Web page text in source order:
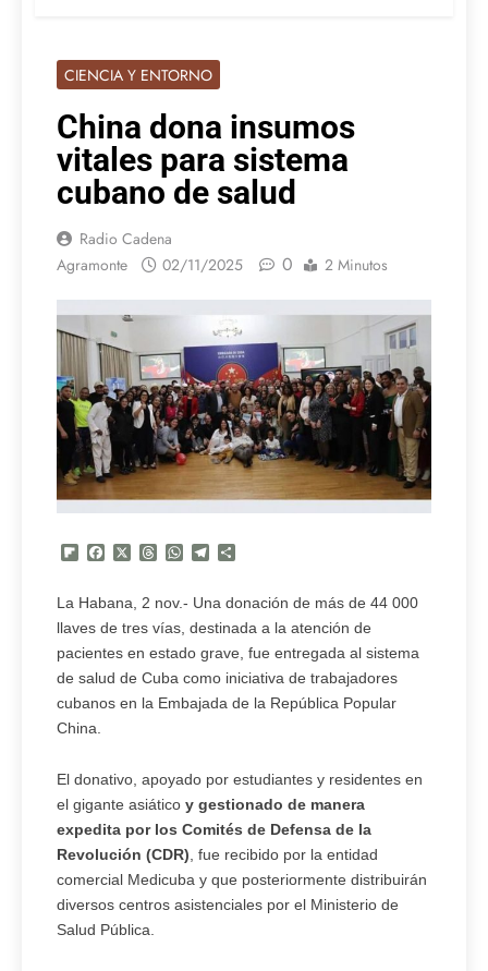
CIENCIA Y ENTORNO
China dona insumos
vitales para sistema
cubano de salud
Radio Cadena
Agramonte
02/11/2025 0 2 Minutos
Flipboard
Facebook
X Threads
WhatsApp
Telegram
La Habana, 2 nov.- Una donación de más de 44 000
llaves de tres vías, destinada a la atención de
pacientes en estado grave, fue entregada al sistema
de salud de Cuba como iniciativa de trabajadores
cubanos en la Embajada de la República Popular
China.
El donativo, apoyado por estudiantes y residentes en
el gigante asiático y gestionado de manera
expedita por los Comités de Defensa de la
Revolución (CDR) , fue recibido por la entidad
comercial Medicuba y que posteriormente distribuirán
diversos centros asistenciales por el Ministerio de
Salud Pública.